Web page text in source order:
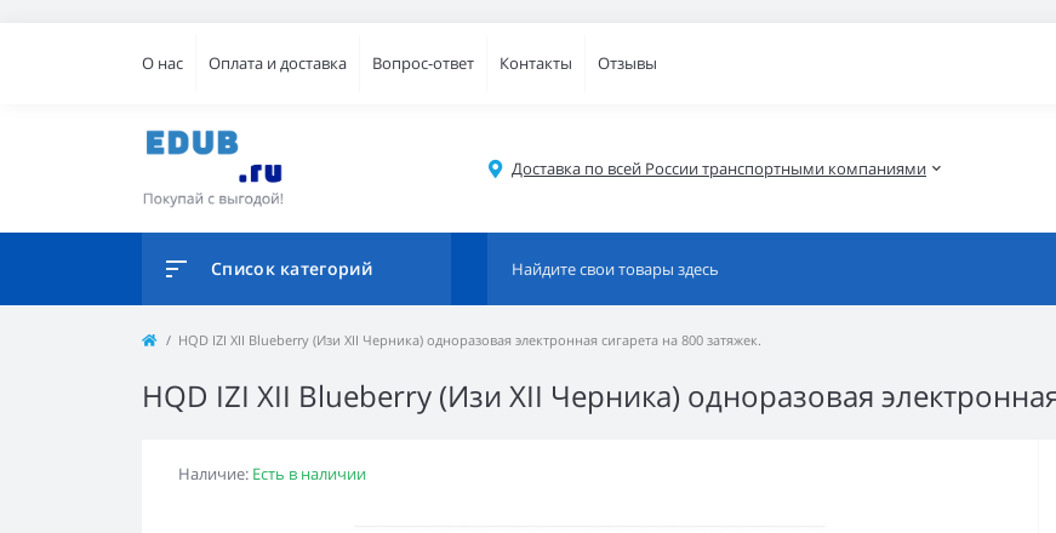
О нас Оплата и доставка Вопрос-ответ Контакты Отзывы
Доставка по всей России транспортными компаниями
Список категорий
HQD IZI XII Blueberry (Изи XII Черника) одноразовая электронная сигарета на 800 затяжек.
HQD IZI XII Blueberry (Изи XII Черника) одноразовая
Наличие: Есть в наличии